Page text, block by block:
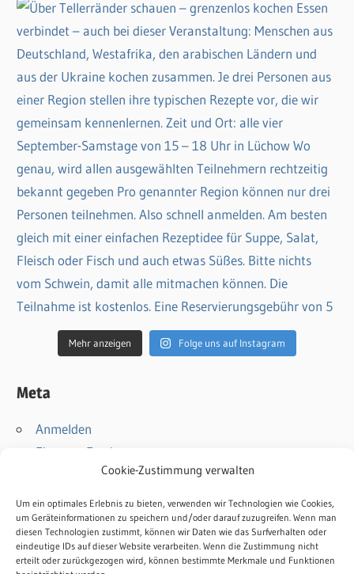
Cookie-Zustimmung verwalten
Um ein optimales Erlebnis zu bieten, verwenden wir Technologien wie Cookies,
um Geräteinformationen zu speichern und/oder darauf zuzugreifen. Wenn man
diesen Technologien zustimmt, können wir Daten wie das Surfverhalten oder
eindeutige IDs auf dieser Website verarbeiten. Wenn die Zustimmung nicht
erteilt oder zurückgezogen wird, können bestimmte Merkmale und Funktionen
Mehr anzeigen Folge uns auf Instagram
Meta
Anmelden
Eintrags-Feed
Kommentar-Feed
WordPress.org
Kontakt
Impressum